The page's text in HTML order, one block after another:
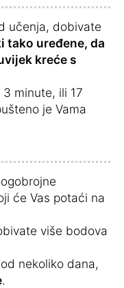
učenja, dobivate
tako uređene, da
kreće s
minute, ili 17
je Vama
će Vas potaći na
više bodova
od nekoliko dana,
.